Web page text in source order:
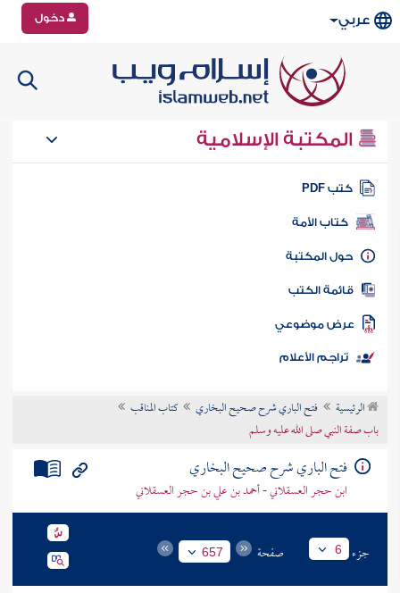
عربي دخول
المكتبة الإسلامية
كتب PDF
كتاب الأمة
المكتبة
الكتب
موضوعي
تراجم الأعلام
الرئيسية فتح الباري شرح صحيح البخاري
كتاب المناقب
باب صفة النبي صلى الله عليه وسلم
فتح الباري شرح صحيح البخاري
ابن حجر العسقلاني - أحمد بن علي بن حجر العسقلاني
جزء 6 صفحة 657